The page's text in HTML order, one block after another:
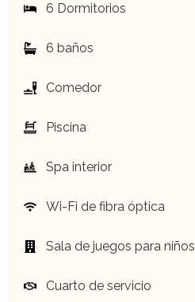
6 Dormitorios
6 baños
Comedor
Piscina
Spa interior
Wi-Fi de fibra óptica
Sala de juegos para niños
Cuarto de servicio